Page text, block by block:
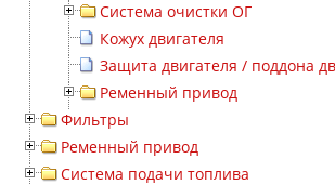
Система очистки ОГ
Кожух двигателя
Защита двигателя / поддона
Ременный привод
Фильтры
Ременный привод
Система подачи топлива